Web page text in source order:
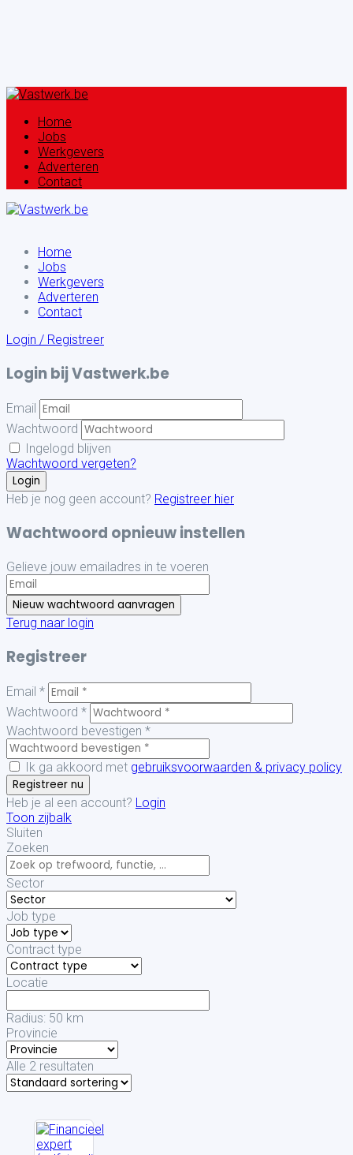
Home
Jobs
Werkgevers
Adverteren
Contact
Home
Jobs
Werkgevers
Adverteren
Contact
Login / Registreer
Login bij Vastwerk.be
Email
Wachtwoord
Ingelogd blijven
Wachtwoord vergeten?
Heb je nog geen account? Registreer hier
Wachtwoord opnieuw instellen
Gelieve jouw emailadres in te voeren
Terug naar login
Registreer
Email *
Wachtwoord *
Wachtwoord bevestigen *
Ik ga akkoord met gebruiksvoorwaarden & privacy policy
Registreer nu
Heb je al een account? Login
Toon zijbalk
Sluiten
Zoeken
Sector
Job type
Contract type
Locatie
Radius: 50 km
Provincie
Alle 2 resultaten